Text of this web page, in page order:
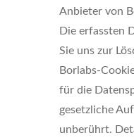
Anbie­ter von
Die erfass­ten
Sie uns zur
Borlabs-
für die
gesetz­li­che
unberührt.